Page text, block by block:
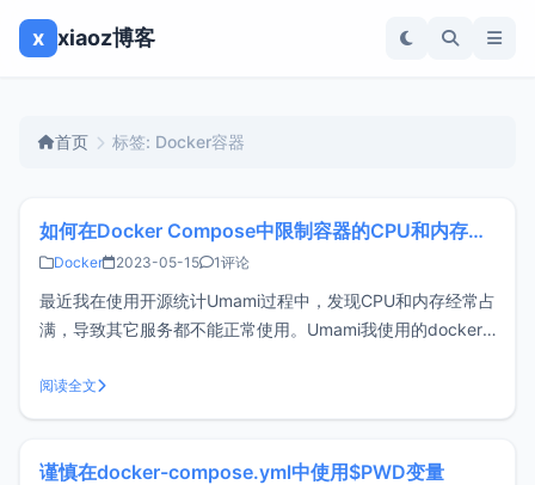
x xiaoz博客
首页 标签: Docker容器
如何在Docker Compose中限制容器的CPU和内存使用？
Docker 2023-05-15 1评论
最近我在使用开源统计Umami过程中，发现CPU和内存经常占
满，导致其它服务都不能正常使用。Umami我使用的docker-
器的CPU和内存使用来解决这个问题。吐槽于是我就去搜索相
关文档寻找限制容器资源使用率的方法，给我的感觉是
阅读全文
谨慎在docker-compose.yml中使用$PWD变量